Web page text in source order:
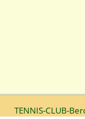
TENNIS-CLUB-